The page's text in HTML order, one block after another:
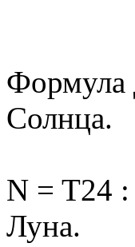
Формула
Солнца.
N = T24 :
Луна.